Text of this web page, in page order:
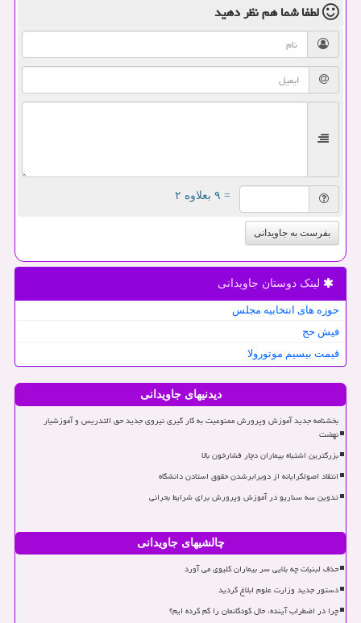
لطفا شما همنظر دهید
= ۹ بعلاوه ۲
بفرست به جاویدانی
لینک دوستان جاویدانی
حوزه های انتخابیه مجلس
فیش حج
قیمت بیسیم موتورولا
دیدنیهای جاویدانی
بخشنامه جدید آموزش وپرورش ممنوعیت به کار گیری نیروی جدید حق التدریس و آموزشیار
نهضت
بزرگترین اشتباه بیماران دچار فشارخون بالا
انتقاد اصولگرایانه از دوبرابرشدن حقوق استادن دانشگاه
تدوین سه سناریو در آموزش وپرورش برای شرایط بحرانی
چالشیهای جاویدانی
حذف لبنیات چه بلایی سر بیماران کلیوی می آورد
دستور جدید وزارت علوم ابلاغ گردید
چرا در اضطراب آینده، حال کودکانمان را گم کرده ایم؟